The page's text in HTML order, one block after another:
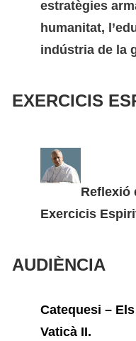
estratègies
humanitat,
indústria de la
EXERCICIS
Reflexió
Exercicis
AUDIÈNCIA
Catequesi –
Vaticà II.